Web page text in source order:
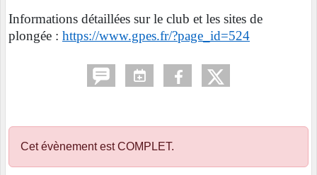
Informations détaillées sur le club et les sites de
plongée : https://www.gpes.fr/?page_id=524
Cet évènement estCOMPLET.